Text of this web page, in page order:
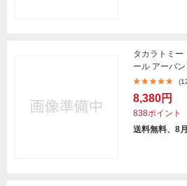
タカラトミ
ール アーバ
8,380円
838ポイント
送料無料、8